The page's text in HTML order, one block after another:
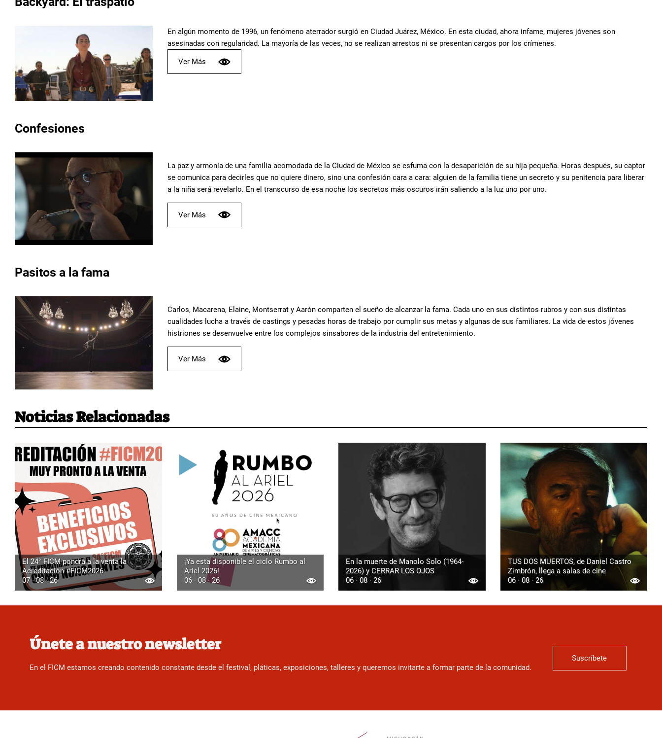
En algún momento de 1996, un fenómeno aterrador surgió en Ciudad Juárez, México. En esta ciudad, ahora infame, mujeres jóvenes son
asesinadas con regularidad. La mayoría de las veces, no se realizan arrestos ni se presentan cargos por los crímenes.
Ver Más
Confesiones
La paz y armonía de una familia acomodada de la Ciudad de México se esfuma con la desaparición de su hija pequeña. Horas después, su captor
se comunica para decirles que no quiere dinero, sino una confesión cara a cara: alguien de la familia tiene un secreto y su penitencia para liberar
a la niña será revelarlo. En el transcurso de esa noche los secretos más oscuros irán saliendo a la luz uno por uno.
Ver Más
Pasitos a la fama
Carlos, Macarena, Elaine, Montserrat y Aarón comparten el sueño de alcanzar la fama. Cada uno en sus distintos rubros y con sus distintas
cualidades lucha a través de castings y pesadas horas de trabajo por cumplir sus metas y algunas de sus familiares. La vida de estos jóvenes
histriones se desenvuelve entre los complejos sinsabores de la industria del entretenimiento.
Ver Más
Noticias Relacionadas
El 24° FICM pondrá a la venta la
Acreditación #FICM2026
07 · 08 · 26
¡Ya esta disponible el ciclo Rumbo al
Ariel 2026!
06 · 08 · 26
En la muerte de Manolo Solo (1964-
2026) y CERRAR LOS OJOS
06 · 08 · 26
TUS DOS MUERTOS, de Daniel Castro
Zimbrón, llega a salas de cine
06 · 08 · 26
Únete a nuestro newsletter
En el FICM estamos creando contenido constante desde el festival, pláticas, exposiciones, talleres y queremos invitarte a formar parte de la comunidad.
Suscríbete